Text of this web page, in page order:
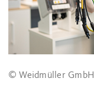
© Weidmüller